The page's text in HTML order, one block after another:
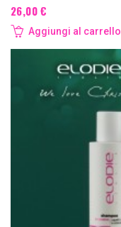
26,00 €
Aggiungi al carrello